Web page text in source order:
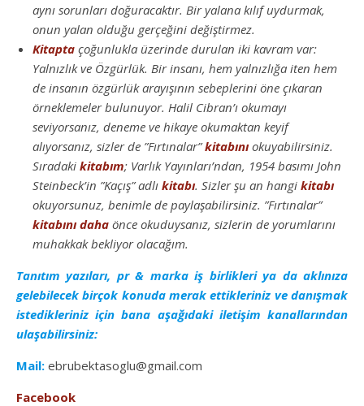
aynı sorunları doğuracaktır. Bir yalana kılıf uydurmak,
onun yalan olduğu gerçeğini değiştirmez.
Kitapta çoğunlukla üzerinde durulan iki kavram var:
Yalnızlık ve Özgürlük. Bir insanı, hem yalnızlığa iten hem
de insanın özgürlük arayışının sebeplerini öne çıkaran
örneklemeler bulunuyor. Halil Cibran’ı okumayı
seviyorsanız, deneme ve hikaye okumaktan keyif
alıyorsanız, sizler de ”Fırtınalar”kitabınıokuyabilirsiniz.
Sıradaki kitabım; Varlık Yayınları’ndan, 1954 basımı John
Steinbeck’in ”Kaçış” adlı kitabı. Sizler şu an hangi kitabı
okuyorsunuz, benimle de paylaşabilirsiniz. ”Fırtınalar”
kitabını daha önce okuduysanız, sizlerin de yorumlarını
muhakkak bekliyor olacağım.
Tanıtım yazıları, pr & marka iş birlikleri ya da aklınıza
gelebilecek birçok konuda merak ettikleriniz ve danışmak
istedikleriniz için bana aşağıdaki iletişim kanallarından
ulaşabilirsiniz:
Mail: ebrubektasoglu@gmail.com
Facebook